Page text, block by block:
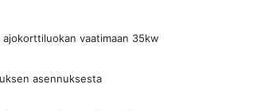
vaatimaan 35kw
asennuksesta